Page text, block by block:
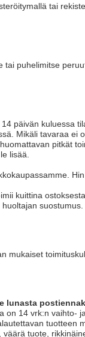
tai
puhelimitse
päivän kuluessa
Mikäli tavaraa ei
pitkät
lisää.
kuittina
suostumus.
mukaiset
lunasta
14 vrk:n vaihto-
tuotteen
tuote,